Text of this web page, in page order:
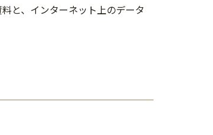
と、インターネット上のデータ